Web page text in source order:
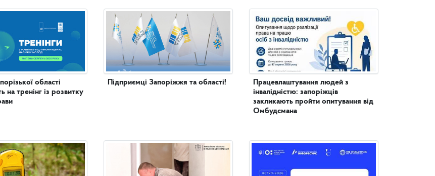
області
на тренінг із розвитку
Підприємці Запоріжжя та області!
Працевлаштування людей з
інвалідністю: запоріжців
закликають пройти опитування від
Омбудсмана